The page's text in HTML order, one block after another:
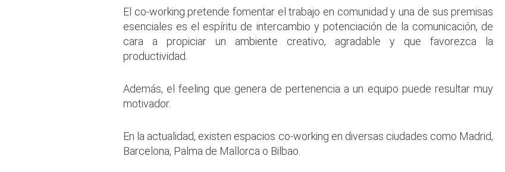
El co-working pretende fomentar el trabajo en comunidad y una de sus premisas
esenciales es el espíritu de intercambio y potenciación de la comunicación, de
cara a propiciar un ambiente creativo, agradable y que favorezca la
productividad.
Además, el feeling que genera de pertenencia a un equipo puede resultar muy
motivador.
En la actualidad, existen espacios co-working en diversas ciudades como Madrid,
Barcelona, Palma de Mallorca o Bilbao.